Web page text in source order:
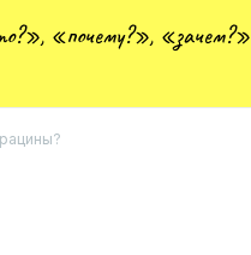
«почему?», «зачем?»